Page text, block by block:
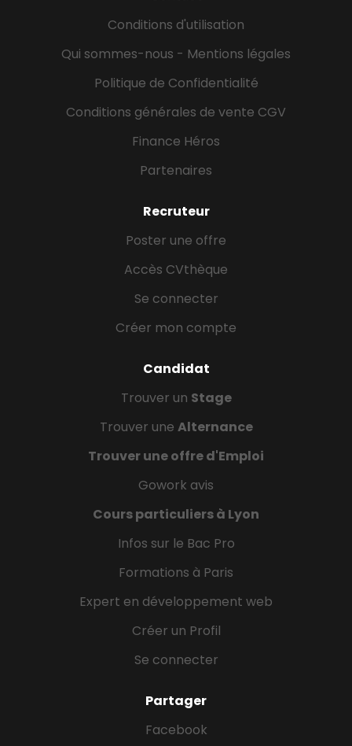
Conditions d'utilisation
Qui sommes-nous - Mentions légales
Politique de Confidentialité
Conditions générales de vente CGV
Finance Héros
Partenaires
Recruteur
Poster une offre
Accès CVthèque
Se connecter
Créer mon compte
Candidat
Trouver un Stage
Trouver une Alternance
Trouver une offre d'Emploi
Gowork avis
Cours particuliers à Lyon
Infos sur le Bac Pro
Formations à Paris
Expert en développement web
Créer un Profil
Se connecter
Partager
Facebook